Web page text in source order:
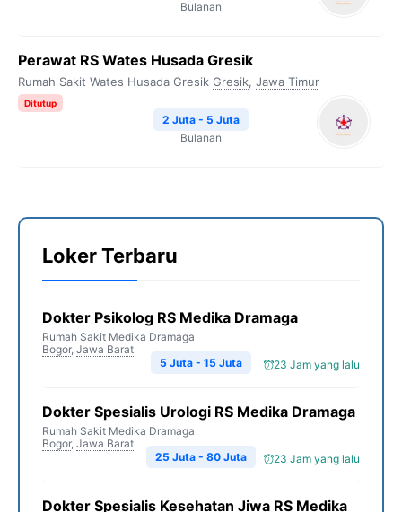
Bulanan
Perawat RS Wates Husada Gresik
Rumah Sakit Wates Husada Gresik Gresik, Jawa Timur
Ditutup
2 Juta - 5 Juta
Bulanan
Loker Terbaru
Dokter Psikolog RS Medika Dramaga
Rumah Sakit Medika Dramaga
Bogor, Jawa Barat
23 Jam yang lalu
5 Juta - 15 Juta
Dokter Spesialis Urologi RS Medika Dramaga
Rumah Sakit Medika Dramaga
Bogor, Jawa Barat
23 Jam yang lalu
25 Juta - 80 Juta
Dokter Spesialis Kesehatan Jiwa RS Medika